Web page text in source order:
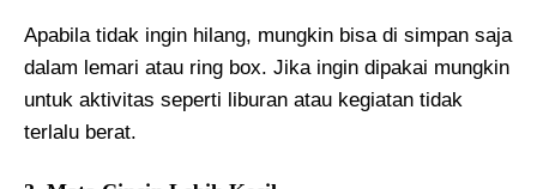
Apabila tidak ingin hilang, mungkin bisa di simpan saja
dalam lemari atau ring box. Jika ingin dipakai mungkin
untuk aktivitas seperti liburan atau kegiatan tidak
terlalu berat.